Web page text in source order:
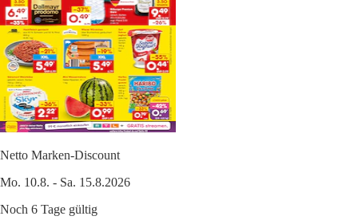
Netto Marken-Discount
Mo. 10.8. - Sa. 15.8.2026
Noch 6 Tage gültig